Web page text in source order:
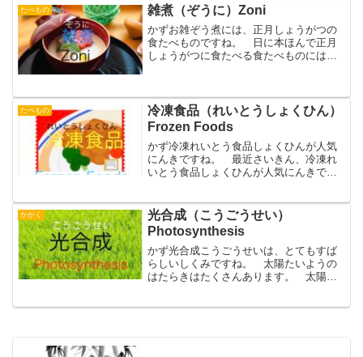
ン このアスパラガスをも...
たべもの 雑煮（ぞうに）Zoni
かずお雑ぞう煮には、正月しょうがつの
食たべものですね。 日に本ほんで正月
しょうがつに食たべる食たべものには、
くの家か庭ていで食たべる食たべもの
に、お雑ぞう煮にがあります...
たべもの
冷凍食品（れいとうしょくひん）
Frozen Foods
かず冷凍れいとう食品しょくひんが人気
にんきですね。 最近さいきん、冷凍れ
いとう食品しょくひんが人気にんきで
グルメでした。「冷凍れいとうグルメ」
は、冷凍れいとう食品し...
かがく
光合成（こうごうせい）
Photosynthesis
かず光合成こうごうせいは、とてもすば
らしいしくみですね。 太陽たいようの
はたらきはたくさんあります。 太陽た